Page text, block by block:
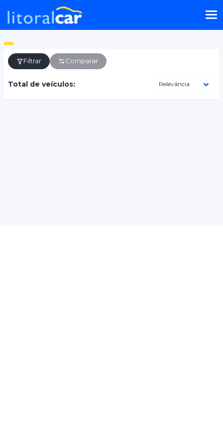
Filtrar Comparar
Total de veículos: